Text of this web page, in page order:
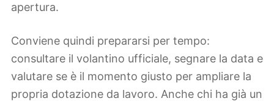
apertura.
Conviene quindi prepararsi per tempo:
consultare il volantino ufficiale, segnare la data e
valutare se è il momento giusto per ampliare la
propria dotazione da lavoro. Anche chi ha già un